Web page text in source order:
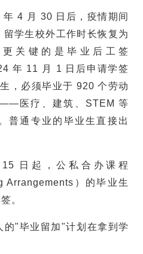
年 4 月 30 日后，疫情期间
留学生校外工作时长恢复为
关键的是毕业后工签
年 11 月 1 日后申请学签
，必须毕业于 920 个劳动
医疗、建筑、STEM 等
通专业的毕业生直接出
日起，公私合办课程
Arrangements）的毕业生
。
的"毕业留加"计划在拿到学